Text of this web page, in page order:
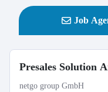
Job
Presales Solution
netgo group GmbH